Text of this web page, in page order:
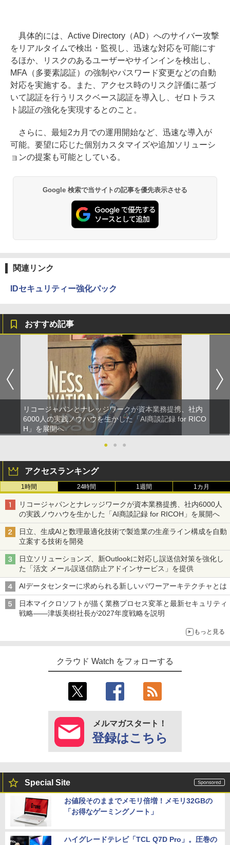
具体的には、Active Directory（AD）へのサイバー攻撃
をリアルタイムで検出・監視し、迅速な対応を可能にす
るほか、リスクのあるユーザーやサインインを検出し、
MFA（多要素認証）の強制やパスワード変更などの自動
対応を実施する。また、アクセス時のリスク評価に基づ
いて認証を行うリスクベース認証を導入し、ゼロトラス
ト認証の強化を実現するとのこと。
さらに、最短2カ月での運用開始など、迅速な導入が
可能。要望に応じた個別カスタマイズや追加ソリューシ
ョンの提案も可能としている。
Google 検索で当サイトの記事を優先表示させる
関連リンク
IDセキュリティー強化パック
おすすめ記事
リコージャパンとナレッジワークが資本業務提携、社内
6000人の実践ノウハウを生かした「AI商談記録 for RICO
H」を展開へ
●
● ●
アクセスランキング
1時間 24時間 1週間 1カ月
リコージャパンとナレッジワークが資本業務提携、社内6000人
の実践ノウハウを生かした「AI商談記録 for RICOH」を展開へ
日立、生成AIと数理最適化技術で製造業の生産ライン構成を自動
立案する技術を開発
日立ソリューションズ、新Outlookに対応し誤送信対策を強化し
た「活文 メール誤送信防止アドインサービス」を提供
AIデータセンターに求められる新しいパワーアーキテクチャとは
日本マイクロソフトが描く業務プロセス変革と最新セキュリティ
戦略――津坂美樹社長が2027年度戦略を説明
もっと見る
クラウド Watch をフォローする
メルマガスタート！
登録はこちら
Special Site
お値段そのままでメモリ倍増！メモリ32GBの
「お得なゲーミングノート」
ハイグレードテレビ「TCL Q7D Pro」。圧巻の